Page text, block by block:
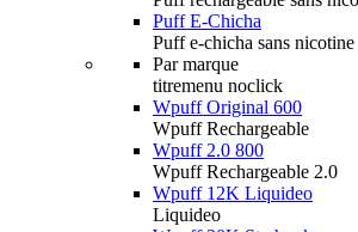
Puff E-Chicha
Puff e-chicha sans nicotine
Par marque
titremenu noclick
Wpuff Original 600
Wpuff Rechargeable
Wpuff 2.0 800
Wpuff Rechargeable 2.0
Wpuff 12K Liquideo
Liquideo